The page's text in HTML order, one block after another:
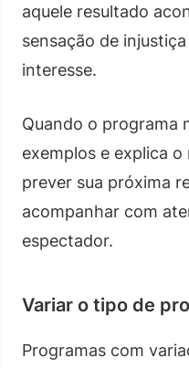
aquele resultado
sensação de
interesse.
Quando o programa
exemplos e explica
prever sua próxima
acompanhar com
espectador.
Variar o tipo de
Programas com